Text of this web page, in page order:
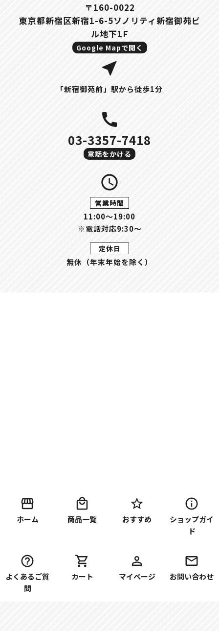
〒160-0022
東京都新宿区新宿1-6-5ソノリティ新宿御苑ビ
ル地下1F
Google Mapで開く
near_me
「新宿御苑前」駅から徒歩1分
call
03-3357-7418
電話をかける
query_builder
営業時間
11:00〜19:00
※電話対応9:30～
定休日
無休（年末年始を除く）
ホーム 商品一覧 おすすめ
ショップガイ
ド
よくあるご質
問
カート マイページ お問い合わせ